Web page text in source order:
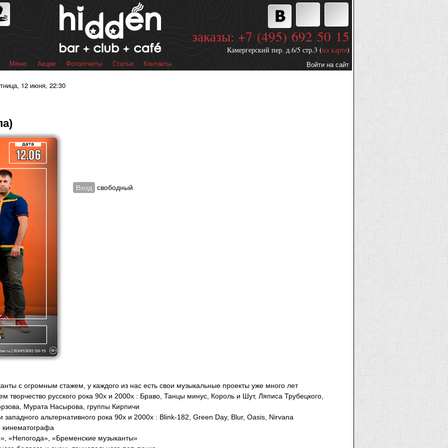
Перейти к
основному
содержанию
Меню Акции Фотоотчеты Статьи Контакты
заказы: +7 (495) 692 50 15
Камергерский пер. д.6/5 стр.3 (на карте)
Дополнительные
Войти на сайт
12 июня, 22:30
Вход свободный
с огромным стажем, у каждого из нас есть свои музыкальные проекты уже много лет
творчество русского рока 90х и 2000х : Браво, Танцы минус, Король и Шут, Ляписа Трубецкого,
Мурата Насырова, группы Кирпичи
альтернативного рока 90х и 2000х : Blink-182, Green Day, Blur, Oasis, Nirvana
кинематографа
«Непогода», «Бременские музыканты»